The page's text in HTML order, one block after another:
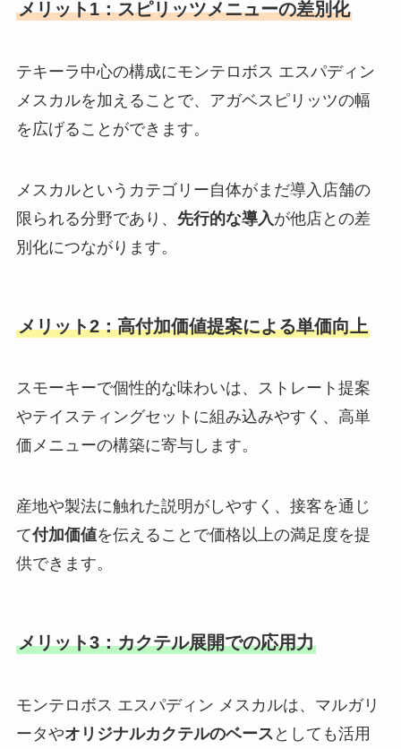
メリット1：スピリッツメニューの差別化
テキーラ中心の構成にモンテロボス エスパディン
メスカルを加えることで、アガベスピリッツの幅
を広げることができます。
メスカルというカテゴリー自体がまだ導入店舗の
限られる分野であり、 先行的な導入が他店との差
別化につながります。
メリット2：高付加価値提案による単価向上
スモーキーで個性的な味わいは、ストレート提案
やテイスティングセットに組み込みやすく、高単
価メニューの構築に寄与します。
産地や製法に触れた説明がしやすく、接客を通じ
て付加価値を伝えることで価格以上の満足度を提
供できます。
メリット3：カクテル展開での応用力
モンテロボス エスパディン メスカルは、マルガリ
ータやオリジナルカクテルのベース としても活用